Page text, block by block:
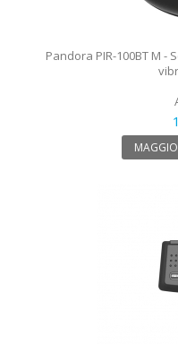
Pandora PIR-100BT M